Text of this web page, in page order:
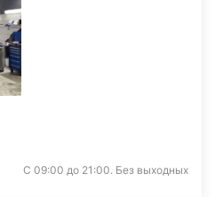
С 09:00 до 21:00. Без выходных